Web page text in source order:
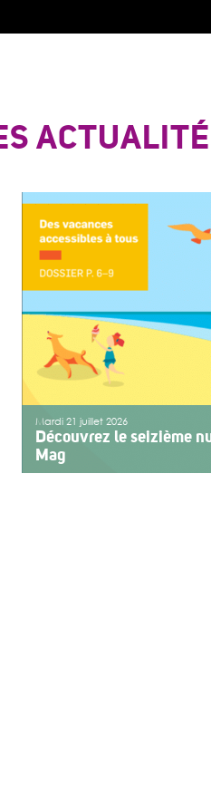
Mardi 21 juillet 2026
Découvrez le seizième
Mag